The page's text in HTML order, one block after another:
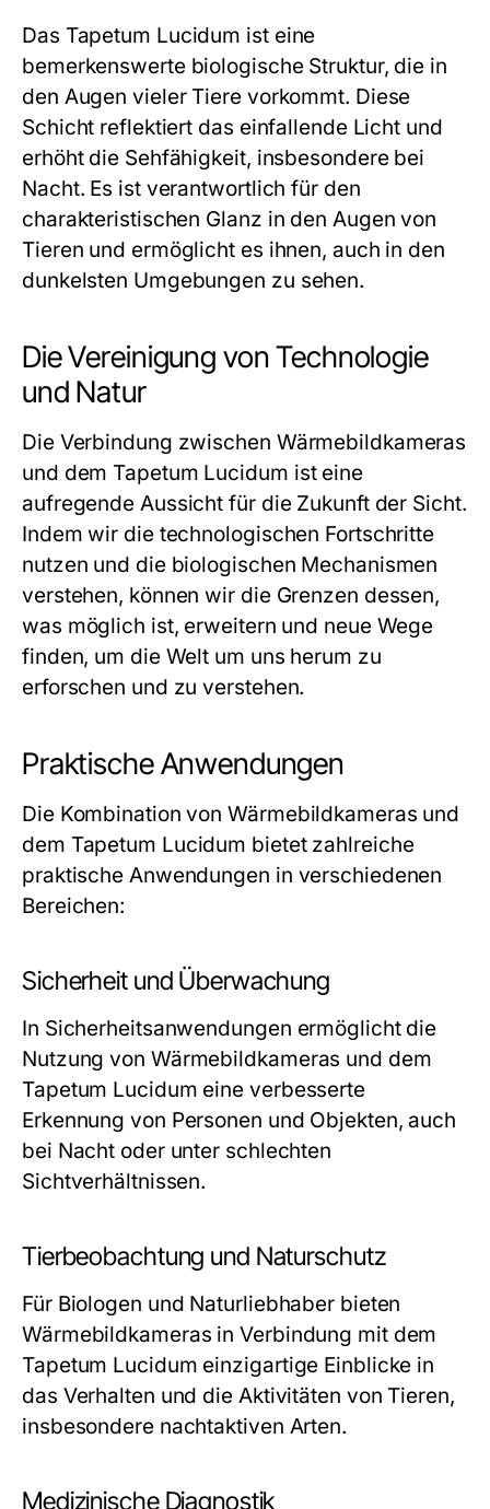
Das Tapetum Lucidum ist eine
bemerkenswerte biologische Struktur, die in
den Augen vieler Tiere vorkommt. Diese
Schicht reflektiert das einfallende Licht und
erhöht die Sehfähigkeit, insbesondere bei
Nacht. Es ist verantwortlich für den
charakteristischen Glanz in den Augen von
Tieren und ermöglicht es ihnen, auch in den
dunkelsten Umgebungen zu sehen.
Die Vereinigung von Technologie
und Natur
Die Verbindung zwischen Wärmebildkameras
und dem Tapetum Lucidum ist eine
aufregende Aussicht für die Zukunft der Sicht.
Indem wir die technologischen Fortschritte
nutzen und die biologischen Mechanismen
verstehen, können wir die Grenzen dessen,
was möglich ist, erweitern und neue Wege
finden, um die Welt um uns herum zu
erforschen und zu verstehen.
Praktische Anwendungen
Die Kombination von Wärmebildkameras und
dem Tapetum Lucidum bietet zahlreiche
praktische Anwendungen in verschiedenen
Bereichen:
Sicherheit und Überwachung
In Sicherheitsanwendungen ermöglicht die
Nutzung von Wärmebildkameras und dem
Tapetum Lucidum eine verbesserte
Erkennung von Personen und Objekten, auch
bei Nacht oder unter schlechten
Sichtverhältnissen.
Tierbeobachtung und Naturschutz
Für Biologen und Naturliebhaber bieten
Wärmebildkameras in Verbindung mit dem
Tapetum Lucidum einzigartige Einblicke in
das Verhalten und die Aktivitäten von Tieren,
insbesondere nachtaktiven Arten.
Medizinische Diagnostik